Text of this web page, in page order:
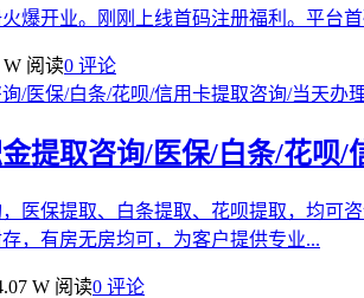
爆开业。刚刚上线首码注册福利。平台首
W 阅读0 评论
提取咨询/医保/白条/花呗
医保提取、白条提取、花呗提取，均可
，有房无房均可，为客户提供专业...
W 阅读0 评论